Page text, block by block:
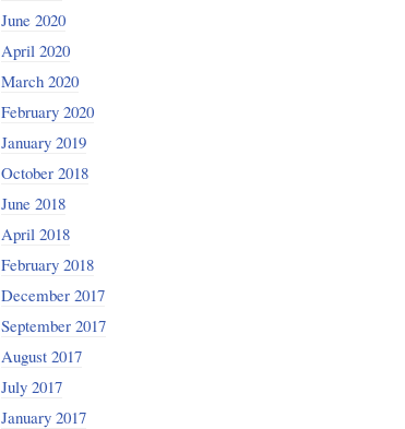
June 2020
April 2020
March 2020
February 2020
January 2019
October 2018
June 2018
April 2018
February 2018
December 2017
September 2017
August 2017
July 2017
January 2017